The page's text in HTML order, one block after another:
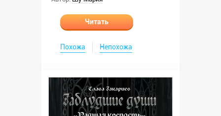
Читать
Похожа Непохожа